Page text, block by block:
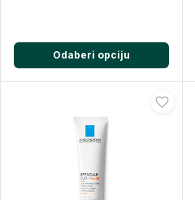
Odaberi opciju